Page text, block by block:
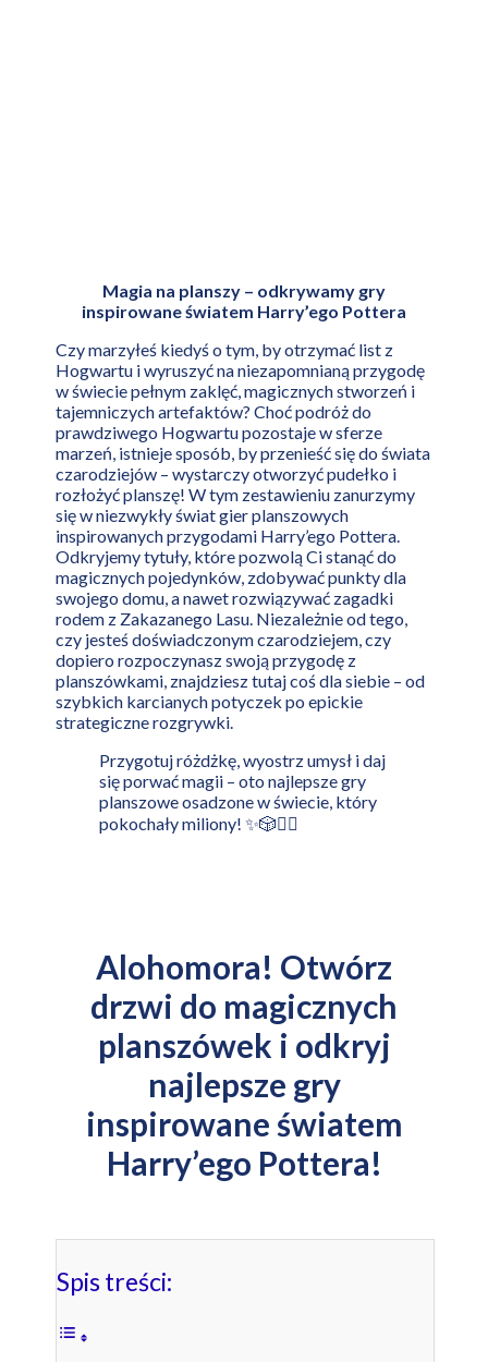
Magia na planszy – odkrywamy gry
inspirowane światem Harry’ego Pottera
Czy marzyłeś kiedyś o tym, by otrzymać list z
Hogwartu i wyruszyć na niezapomnianą przygodę
w świecie pełnym zaklęć, magicznych stworzeń i
tajemniczych artefaktów? Choć podróż do
prawdziwego Hogwartu pozostaje w sferze
marzeń, istnieje sposób, by przenieść się do świata
czarodziejów – wystarczy otworzyć pudełko i
rozłożyć planszę! W tym zestawieniu zanurzymy
się w niezwykły świat gier planszowych
inspirowanych przygodami Harry’ego Pottera.
Odkryjemy tytuły, które pozwolą Ci stanąć do
magicznych pojedynków, zdobywać punkty dla
swojego domu, a nawet rozwiązywać zagadki
rodem z Zakazanego Lasu. Niezależnie od tego,
czy jesteś doświadczonym czarodziejem, czy
dopiero rozpoczynasz swoją przygodę z
planszówkami, znajdziesz tutaj coś dla siebie – od
szybkich karcianych potyczek po epickie
strategiczne rozgrywki.
Przygotuj różdżkę, wyostrz umysł i daj
się porwać magii – oto najlepsze gry
planszowe osadzone w świecie, który
pokochały miliony! ✨🎲🧙‍♂️
Alohomora! Otwórz
drzwi do magicznych
planszówek i odkryj
najlepsze gry
inspirowane światem
Harry’ego Pottera!
Spis treści: